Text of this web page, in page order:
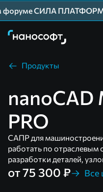
форуме СИЛА ПЛАТФОРМЫ
Продукты
nanoCAD
PRO
САПР для
работать по отраслевым
разработки деталей,
от 75 300 ₽ Все